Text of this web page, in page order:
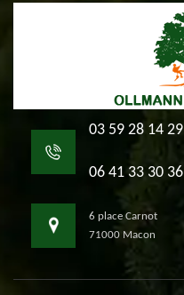
03 59 28 14 29
06 41 33 30 36
6 place Carnot
71000 Macon